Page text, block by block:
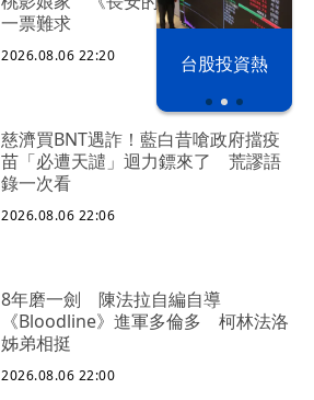
以色列 穹頂
台股投資熱
一票難求
2026.08.06 22:20
慈濟買BNT遇詐！藍白昔嗆政府擋疫
苗「必遭天譴」迴力鏢來了 荒謬語
錄一次看
2026.08.06 22:06
8年磨一劍 陳法拉自編自導
《Bloodline》進軍多倫多 柯林法洛
姊弟相挺
2026.08.06 22:00